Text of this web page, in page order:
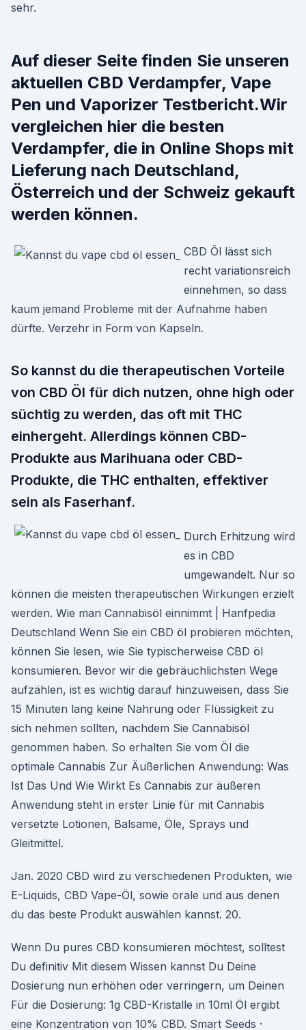
sehr.
Auf dieser Seite finden Sie unseren
aktuellen CBD Verdampfer, Vape
Pen und Vaporizer Testbericht.Wir
vergleichen hier die besten
Verdampfer, die in Online Shops mit
Lieferung nach Deutschland,
Österreich und der Schweiz gekauft
werden können.
CBD Öl lässt sich
recht variationsreich
einnehmen, so dass
kaum jemand Probleme mit der Aufnahme haben
dürfte. Verzehr in Form von Kapseln.
So kannst du die therapeutischen Vorteile
von CBD Öl für dich nutzen, ohne high oder
süchtig zu werden, das oft mit THC
einhergeht. Allerdings können CBD-
Produkte aus Marihuana oder CBD-
Produkte, die THC enthalten, effektiver
sein als Faserhanf.
Durch Erhitzung wird
es in CBD
umgewandelt. Nur so
können die meisten therapeutischen Wirkungen erzielt
werden. Wie man Cannabisöl einnimmt | Hanfpedia
Deutschland Wenn Sie ein CBD öl probieren möchten,
können Sie lesen, wie Sie typischerweise CBD öl
konsumieren. Bevor wir die gebräuchlichsten Wege
aufzählen, ist es wichtig darauf hinzuweisen, dass Sie
15 Minuten lang keine Nahrung oder Flüssigkeit zu
sich nehmen sollten, nachdem Sie Cannabisöl
genommen haben. So erhalten Sie vom Öl die
optimale Cannabis Zur Äußerlichen Anwendung: Was
Ist Das Und Wie Wirkt Es Cannabis zur äußeren
Anwendung steht in erster Linie für mit Cannabis
versetzte Lotionen, Balsame, Öle, Sprays und
Gleitmittel.
Jan. 2020 CBD wird zu verschiedenen Produkten, wie
E-Liquids, CBD Vape-Öl, sowie orale und aus denen
du das beste Produkt auswählen kannst. 20.
Wenn Du pures CBD konsumieren möchtest, solltest
Du definitiv Mit diesem Wissen kannst Du Deine
Dosierung nun erhöhen oder verringern, um Deinen
Für die Dosierung: 1g CBD-Kristalle in 10ml Öl ergibt
eine Konzentration von 10% CBD. Smart Seeds ·